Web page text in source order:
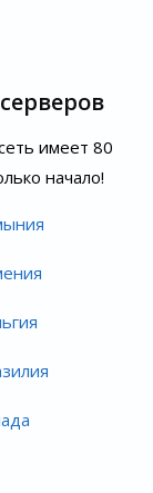
имеет 80
начало!